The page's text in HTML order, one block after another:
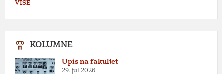
VIŠE
KOLUMNE
Upis na fakultet
29. jul 2026.